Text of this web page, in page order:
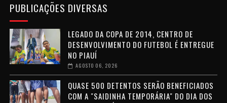
PUBLICAÇÕES DIVERSAS
LEGADO DA COPA DE 2014, CENTRO DE
DESENVOLVIMENTO DO FUTEBOL É ENTREGUE
NO PIAUÍ
AGOSTO 06, 2026
QUASE 500 DETENTOS SERÃO BENEFICIADOS
COM A "SAIDINHA TEMPORÁRIA" DO DIA DOS